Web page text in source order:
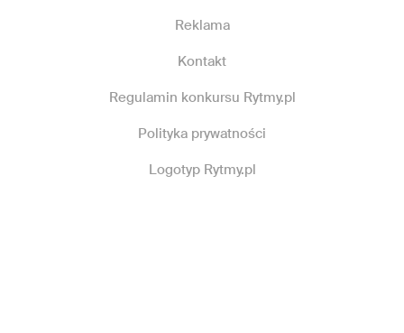
Reklama
Kontakt
Regulamin konkursu Rytmy.pl
Polityka prywatności
Logotyp Rytmy.pl